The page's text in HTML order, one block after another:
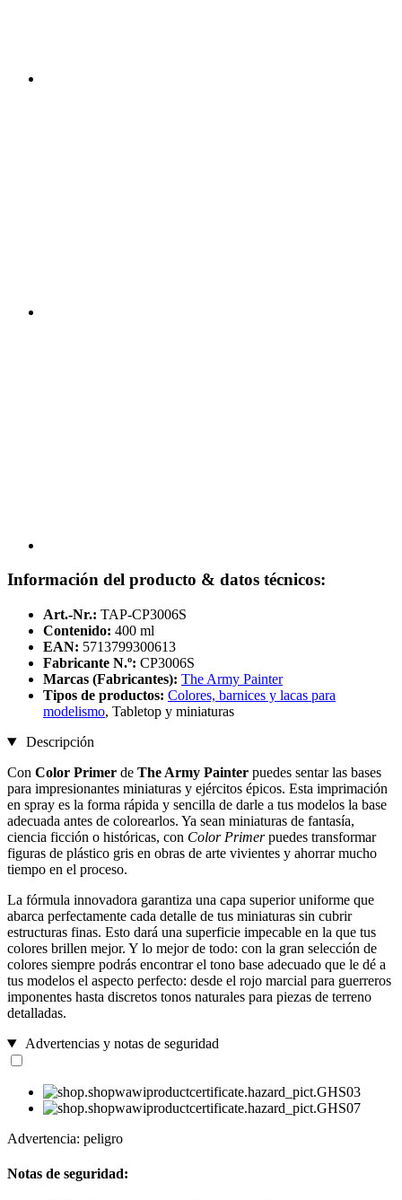
Información del producto & datos técnicos:
Art.-Nr.: TAP-CP3006S
Contenido: 400 ml
EAN: 5713799300613
Fabricante N.º: CP3006S
Marcas (Fabricantes): The Army Painter
Tipos de productos: Colores, barnices y lacas para
modelismo, Tabletop y miniaturas
Descripción
Con Color Primer de The Army Painter puedes sentar las bases
para impresionantes miniaturas y ejércitos épicos. Esta imprimación
en spray es la forma rápida y sencilla de darle a tus modelos la base
adecuada antes de colorearlos. Ya sean miniaturas de fantasía,
ciencia ficción o históricas, con Color Primerpuedes transformar
figuras de plástico gris en obras de arte vivientes y ahorrar mucho
tiempo en el proceso.
La fórmula innovadora garantiza una capa superior uniforme que
abarca perfectamente cada detalle de tus miniaturas sin cubrir
estructuras finas. Esto dará una superficie impecable en la que tus
colores brillen mejor. Y lo mejor de todo: con la gran selección de
colores siempre podrás encontrar el tono base adecuado que le dé a
tus modelos el aspecto perfecto: desde el rojo marcial para guerreros
imponentes hasta discretos tonos naturales para piezas de terreno
detalladas.
Advertencias y notas de seguridad
Advertencia: peligro
Notas de seguridad: